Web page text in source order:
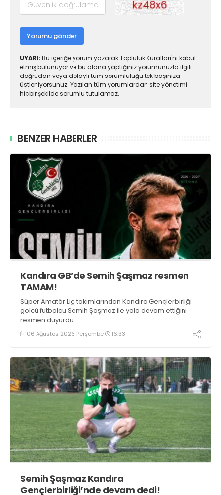
Yorumu gönder
UYARI: Bu içeriğe yorum yazarak Topluluk Kuralları'nı kabul
etmiş bulunuyor ve bu alana yaptığınız yorumunuzla ilgili
doğrudan veya dolaylı tüm sorumluluğu tek başınıza
üstleniyorsunuz. Yazılan tüm yorumlardan site yönetimi
hiçbir şekilde sorumlu tutulamaz.
BENZER HABERLER
Kandıra GB’de Semih Şaşmaz resmen
TAMAM!
Süper Amatör Lig takımlarından Kandıra Gençlerbirliği
golcü futbolcu Semih Şaşmaz ile yola devam ettiğini
resmen duyurdu.
06 Ağustos 2026 Perşembe 16:33
Semih Şaşmaz Kandıra
Gençlerbirliği’nde devam dedi!